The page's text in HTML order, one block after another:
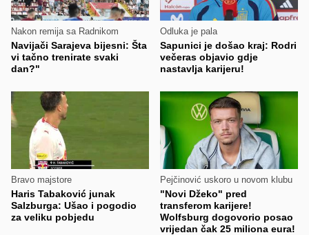
Nakon remija sa Radnikom
Navijači Sarajeva bijesni: Šta
vi tačno trenirate svaki
dan?"
Odluka je pala
Sapunici je došao kraj: Rodri
večeras objavio gdje
nastavlja karijeru!
Bravo majstore
Haris Tabaković junak
Salzburga: Ušao i pogodio
za veliku pobjedu
Pejčinović uskoro u novom klubu
"Novi Džeko" pred
transferom karijere!
Wolfsburg dogovorio posao
vrijedan čak 25 miliona eura!